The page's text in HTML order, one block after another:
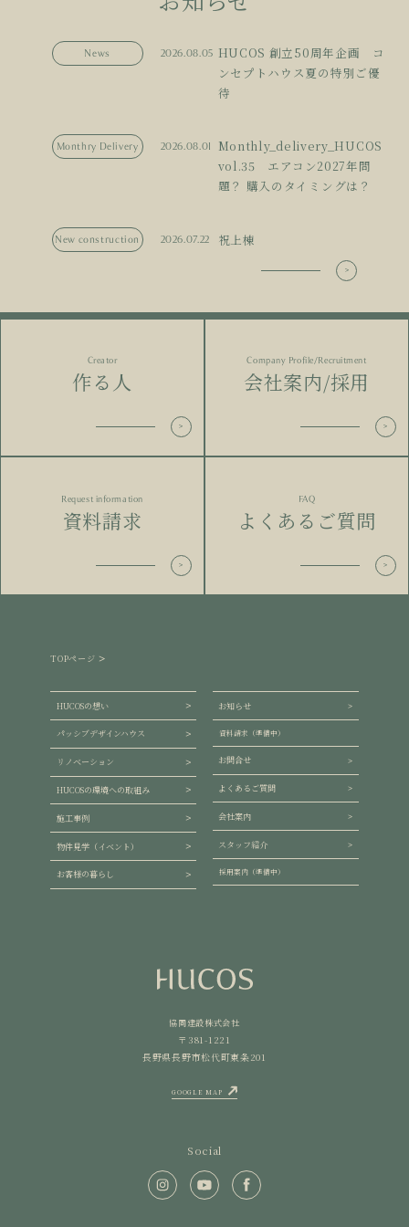
News 2026.08.05 HUCOS 創立50周年企画 コ
ンセプトハウス夏の特別ご優
待
Monthry Delivery 2026.08.01
Monthly_delivery_HUCOS
vol.35 エアコン2027年問
題？ 購入のタイミングは？
New construction 2026.07.22 祝上棟
Creator
作る人
Company Profile/Recruitment
会社案内/採用
Request information
資料請求
FAQ
よくあるご質問
協同建設株式会社
〒381-1221
長野県長野市松代町東条201
GOOGLE MAP
Social
TOPページ
HUCOSの想い
パッシブデザインハウス
リノベーション
HUCOSの環境への取組み
施工事例
物件見学（イベント）
お客様の暮らし
お知らせ
資料請求（準備中）
お問合せ
よくあるご質問
会社案内
スタッフ紹介
採用案内（準備中）